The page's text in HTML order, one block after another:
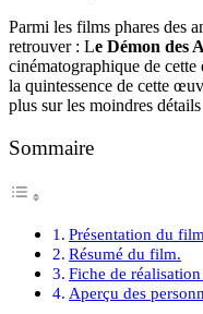
Parmi les films phares des
retrouver : Le Démon des
cinématographique de
la quintessence de cette
plus sur les moindres
Sommaire
Présentation du
Résumé du film.
Fiche de
Aperçu des